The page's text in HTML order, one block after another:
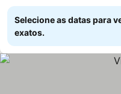
Selecione as datas para
exatos.